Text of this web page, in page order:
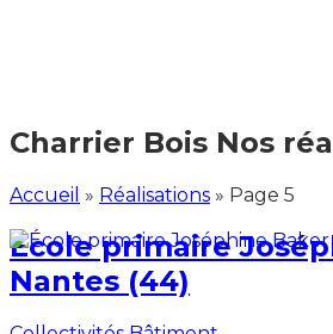
Charrier Bois Nos
Accueil » Réalisations » Page 5
École primaire
Nantes (44)